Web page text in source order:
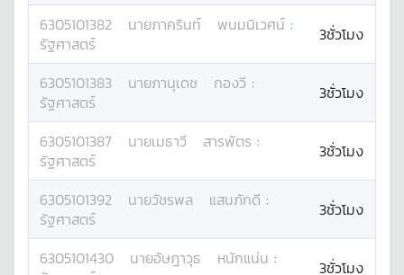
6305101382 นายภาครินท์ พนมนิเวศน์ :
รัฐศาสตร์
3ชั่วโมง
6305101383 นายภานุเดช กองวี :
รัฐศาสตร์
3ชั่วโมง
6305101387 นายเมธาวี สารพัตร :
รัฐศาสตร์
3ชั่วโมง
6305101392 นายวัชรพล แสนภักดี :
รัฐศาสตร์
3ชั่วโมง
6305101430 นายอัษฎาวุธ หนักแน่น :
3ชั่วโมง